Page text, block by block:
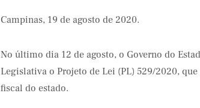
Campinas, 19 de agosto de 2020.
No último dia 12 de agosto, o Governo do
Legislativa o Projeto de Lei (PL) 529/2020,
fiscal do estado.